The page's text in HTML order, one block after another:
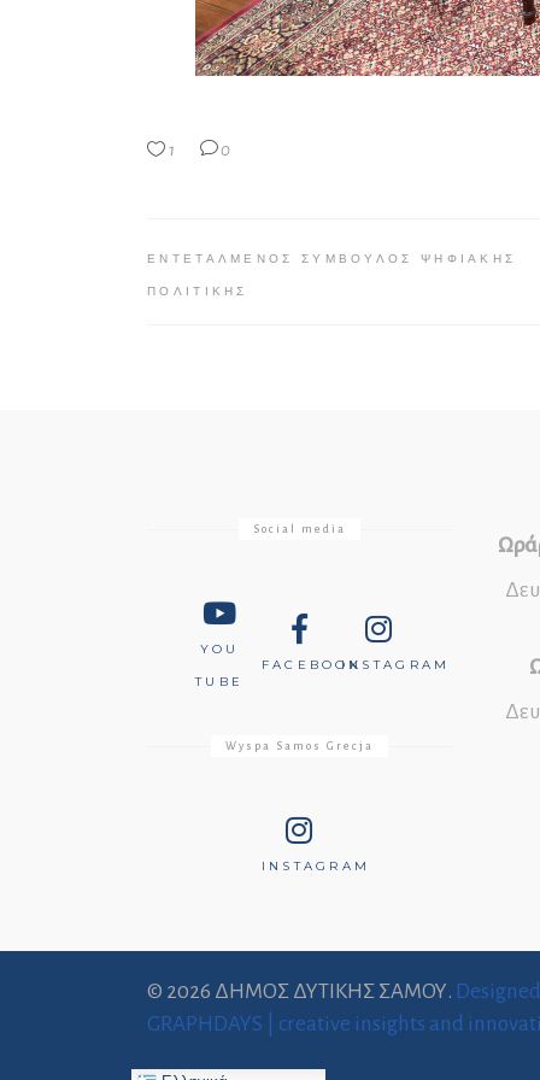
1 0
ΕΝΤΕΤΑΛΜΈΝΟΣ ΣΎΜΒΟΥΛΟΣ ΨΗΦΙΑΚΉΣ
ΠΟΛΙΤΙΚΉΣ
Social media
YOU
TUBE
FACEBOOKINSTAGRAM
Wyspa Samos Grecja
INSTAGRAM
© 2026 ΔΗΜΟΣ ΔΥΤΙΚΗΣ ΣΑΜΟΥ. Designed
GRAPHDAYS | creative insights and